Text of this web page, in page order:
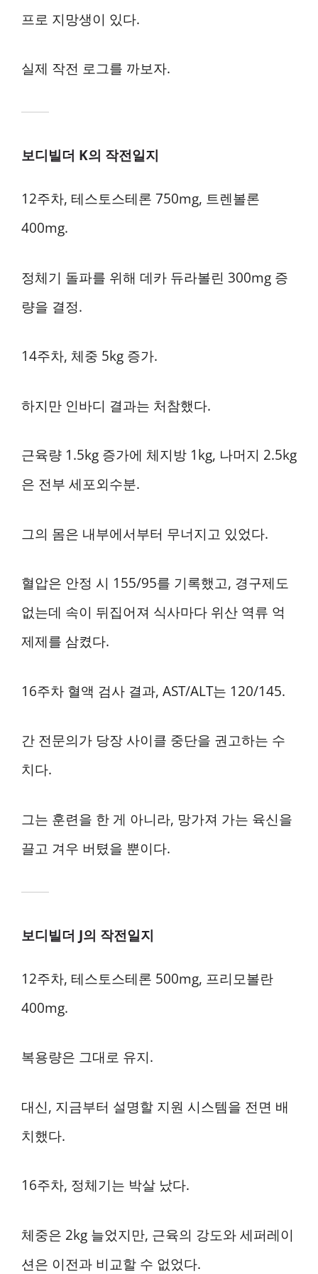
프로 지망생이 있다.
실제 작전 로그를 까보자.
보디빌더 K의 작전일지
12주차, 테스토스테론 750mg, 트렌볼론
400mg.
정체기 돌파를 위해 데카 듀라볼린 300mg 증
량을 결정.
14주차, 체중 5kg 증가.
하지만 인바디 결과는 처참했다.
근육량 1.5kg 증가에 체지방 1kg, 나머지 2.5kg
은 전부 세포외수분.
그의 몸은 내부에서부터 무너지고 있었다.
혈압은 안정 시 155/95를 기록했고, 경구제도
없는데 속이 뒤집어져 식사마다 위산 역류 억
제제를 삼켰다.
16주차 혈액 검사 결과, AST/ALT는 120/145.
간 전문의가 당장 사이클 중단을 권고하는 수
치다.
그는 훈련을 한 게 아니라, 망가져 가는 육신을
끌고 겨우 버텼을 뿐이다.
보디빌더 J의 작전일지
12주차, 테스토스테론 500mg, 프리모볼란
400mg.
복용량은 그대로 유지.
대신, 지금부터 설명할 지원 시스템을 전면 배
치했다.
16주차, 정체기는 박살 났다.
체중은 2kg 늘었지만, 근육의 강도와 세퍼레이
션은 이전과 비교할 수 없었다.